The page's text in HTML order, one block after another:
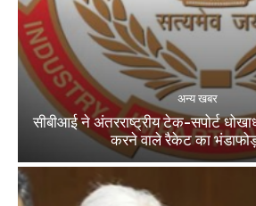
अन्य खबर
सीबीआई ने अंतरराष्ट्रीय टेक-सपोर्ट
करने वाले रैकेट का